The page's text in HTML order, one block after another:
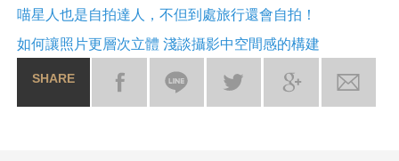
喵星人也是自拍達人，不但到處旅行還會自拍！
如何讓照片更層次立體 淺談攝影中空間感的構建
SHARE